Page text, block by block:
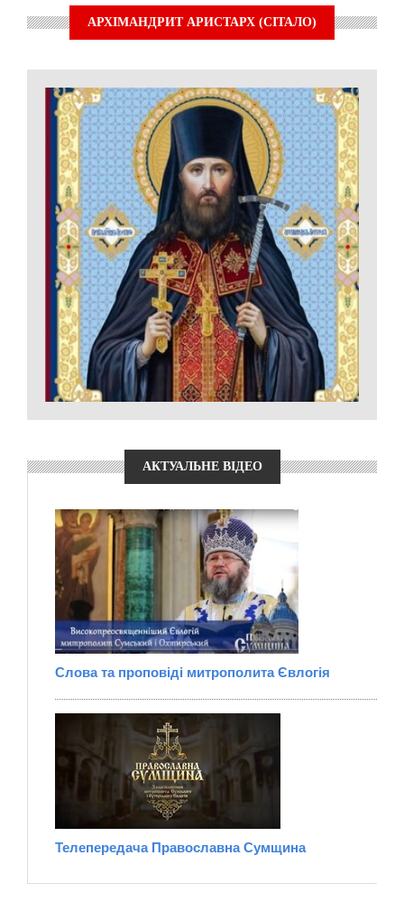
АРХІМАНДРИТ АРИСТАРХ (СІТАЛО)
АКТУАЛЬНЕ ВІДЕО
Слова та проповіді митрополита Євлогія
Телепередача Православна Сумщина